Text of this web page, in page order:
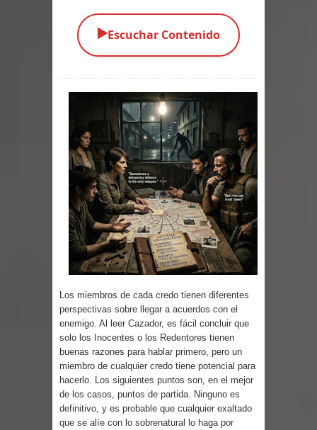
Parte 02: Los Muertos Gobiernan a
Parte 01: Escondido a Plena Luz
Parte 02: El Enemigo de mi Enemigo
Parte 06: Coletazos
Parte 05: Los Horrores del Infierno
Parte 04: Oídos Sordos
Parte 03: La Traición
Parte 02: Vuelve el Hijo Prodigo
Parte 03: Reflexiones
▶️Escuchar Contenido
Los miembros de cada credo tienen diferentes
perspectivas sobre llegar a acuerdos con el
enemigo. Al leer Cazador, es fácil concluir que
solo los Inocentes o los Redentores tienen
buenas razones para hablar primero, pero un
miembro de cualquier credo tiene potencial para
hacerlo. Los siguientes puntos son, en el mejor
de los casos, puntos de partida. Ninguno es
definitivo, y es probable que cualquier exaltado
que se alíe con lo sobrenatural lo haga por